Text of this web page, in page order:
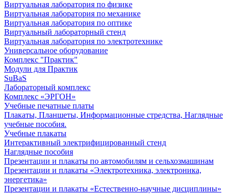
Виртуальная лаборатория по физике
Виртуальная лаборатория по механике
Виртуальная лаборатория по оптике
Виртуальный лабораторный стенд
Виртуальная лаборатория по электротехнике
Универсальное оборудование
Комплекс "Практик"
Модули для Практик
SuBaS
Лабораторный комплекс
Комплекс «ЭРГОН»
Учебные печатные платы
Плакаты, Планшеты, Информационные стредства, Наглядные
учебные пособия.
Учебные плакаты
Интерактивный электрифицированный стенд
Наглядные пособия
Презентации и плакаты по автомобилям и сельхозмашинам
Презентации и плакаты «Электротехника, электроника,
энергетика»
Презентации и плакаты «Естественно-научные дисциплины»